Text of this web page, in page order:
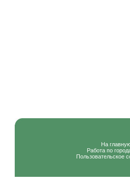
На
Работа по
Пользовательское